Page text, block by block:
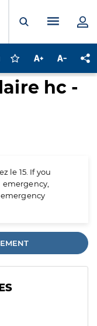
Ouvrir laMenu
Connectez-vous
Augmenter la
hc -
le 15. If you